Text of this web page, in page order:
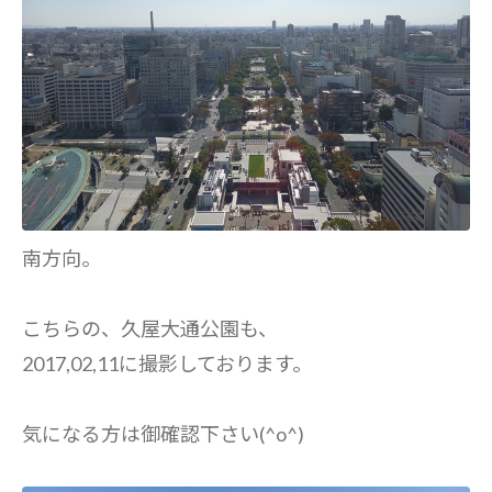
南方向。
こちらの、久屋大通公園も、
2017,02,11に撮影しております。
気になる方は御確認下さい(^o^)